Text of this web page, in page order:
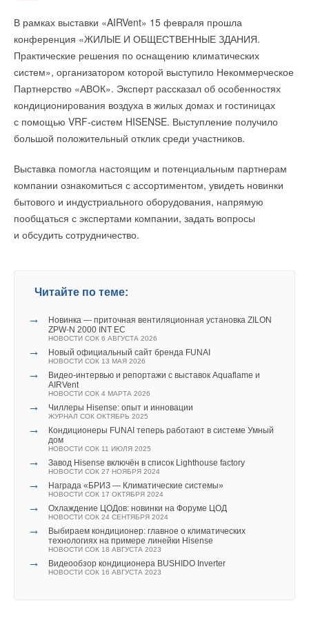
В рамках выставки «AIRVent» 15 февраля прошла
конференция «ЖИЛЫЕ И ОБЩЕСТВЕННЫЕ ЗДАНИЯ.
Практические решения по оснащению климатических
систем», организатором которой выступило Некоммерческое
Партнерство «АВОК». Эксперт рассказал об особенностях
кондиционирования воздуха в жилых домах и гостиницах
с помощью VRF-систем HISENSE. Выступление получило
большой положительный отклик среди участников.
Выставка помогла настоящим и потенциальным партнерам
компании ознакомиться с ассортиментом, увидеть новинки
бытового и индустриального оборудования, напрямую
пообщаться с экспертами компании, задать вопросы
и обсудить сотрудничество.
Читайте по теме:
→
Новинка — приточная вентиляционная установка ZILON
ZPW-N 2000 INT EC
НОВОСТИ СОК 6 АВГУСТА 2026
→ Новый официальный сайт бренда FUNAI
НОВОСТИ СОК 13 МАЯ 2026
→
Видео-интервью и репортажи с выставок Aquaflame и
AIRVent
НОВОСТИ СОК 4 МАРТА 2026
→ Чиллеры Hisense: опыт и инновации
ЖУРНАЛ СОК ОКТЯБРЬ 2025
→
Кондиционеры FUNAI теперь работают в системе Умный
дом
НОВОСТИ СОК 11 ИЮЛЯ 2025
→ Завод Hisense включён в список Lighthouse factory
НОВОСТИ СОК 27 НОЯБРЯ 2024
→ Награда «БРИЗ — Климатические системы»
НОВОСТИ СОК 17 ОКТЯБРЯ 2024
→ Охлаждение ЦОДов: новинки на Форуме ЦОД
НОВОСТИ СОК 24 СЕНТЯБРЯ 2024
→
Выбираем кондиционер: главное о климатических
технологиях на примере линейки Hisense
НОВОСТИ СОК 18 АВГУСТА 2023
→ Видеообзор кондиционера BUSHIDO Inverter
НОВОСТИ СОК 16 АВГУСТА 2023
в погодозависимом режиме при условии подключения
датчика наружной температуры.
Простота в установке
Настенные котлы Eon подходят для оснащения как частных
домов, так и многоквартирной застройки. Компактные
размеры позволят разместить любой из теплогенераторов
даже в небольшом помещении: габариты котлов
в 700×400×330 мм. Все котлы прошли огневые
и гидравлические испытании, полностью протестированы
и укомплектованы всеми элементами необходимы для
работы. монтируются «из коробки».
Преимущества для пользователей:
и долговечность
Высокая эффективность и производительность по горячей
в комбинированных моделях
Режимы Eco и Comfort
Простое и функциональное управление контроллера
с интуитивным интерфейсом «нажми и поверни»
Защита от замерзания — Датчики, установленные
на котле, обеспечивают защиту от замерзания. Во время
функции антифриза на дисплее отображается
«индикация Fr* и газовый клапан приводится в действие
с минимальным током.
13 различных систем безопасности
Преимущества для монтажных и сервисных
организаций:
Подходит для природного и сжиженного газа
Оптимальны для замены старых устройств, имеют малую
монтажную высоту, что упрощает установку
Контроль работы по 2 датчикам температуры подающей
и обратной магистрали
Добавить комментарий
Ваше имя *
Ваш E-mail *
Текст комментария